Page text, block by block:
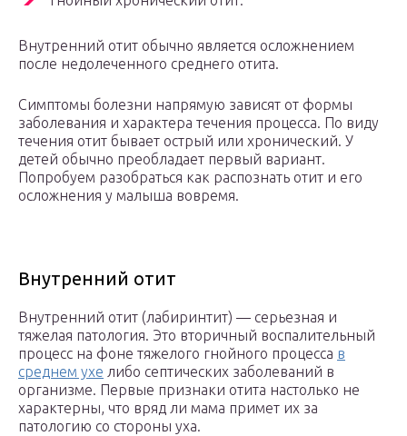
Внутренний отит обычно является осложнением
после недолеченного среднего отита.
Симптомы болезни напрямую зависят от формы
заболевания и характера течения процесса. По виду
течения отит бывает острый или хронический. У
детей обычно преобладает первый вариант.
Попробуем разобраться как распознать отит и его
осложнения у малыша вовремя.
Внутренний отит
Внутренний отит (лабиринтит) — серьезная и
тяжелая патология. Это вторичный воспалительный
процесс на фоне тяжелого гнойного процесса в
среднем ухе либо септических заболеваний в
организме. Первые признаки отита настолько не
характерны, что вряд ли мама примет их за
патологию со стороны уха.